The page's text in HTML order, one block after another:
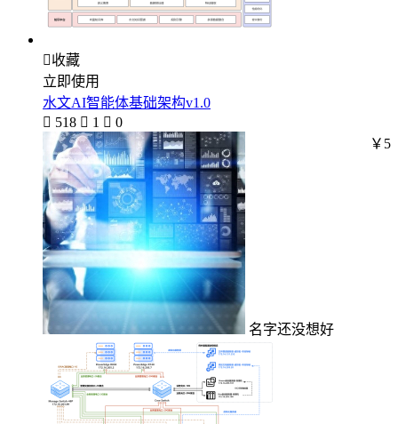
收藏
立即使用
水文AI智能体基础架构v1.0
 518  1  0
名字还没想好
￥5